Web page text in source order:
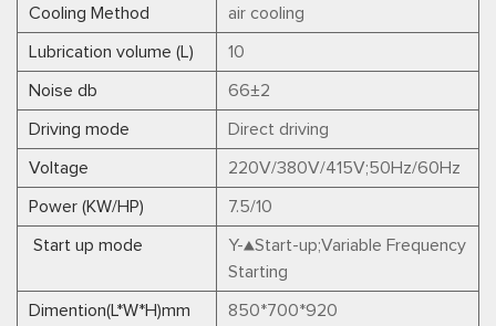
Cooling Method air cooling
Lubrication volume (L) 10
Noise db 66±2
Driving mode Direct driving
Voltage 220V/380V/415V;50Hz/60Hz
Power (KW/HP) 7.5/10
Start up mode
Y-▲Start-up;Variable Frequency
Starting
Dimention(L*W*H)mm 850*700*920